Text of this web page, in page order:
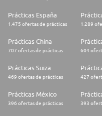
Prácticas España
1.475 ofertas de prácticas 1.289
Prácticas China
707 ofertas de prácticas 604
Prácticas Suiza
469 ofertas de prácticas 427
Prácticas México
396 ofertas de prácticas 393